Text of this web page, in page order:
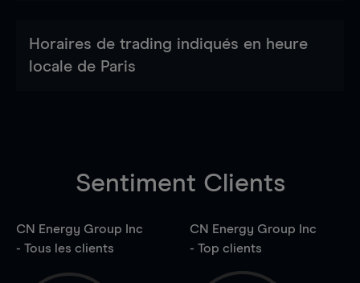
Horaires de trading indiqués en heure
locale de Paris
Sentiment Clients
CN Energy Group Inc
- Tous les clients
CN Energy Group Inc
- Top clients